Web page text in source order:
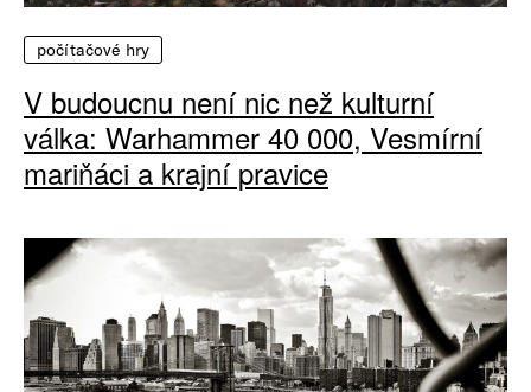
počítačové hry
V budoucnu není nic než kulturní
válka: Warhammer 40 000, Vesmírní
mariňáci a krajní pravice